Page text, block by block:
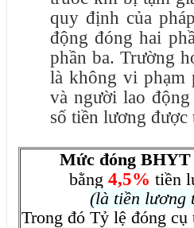
quy định của
động đóng hai
phần ba. Trường
là không vi phạm
và người lao
số tiền lương
Mức đóng BHYT
bằng 4,5% tiền
(là tiền lương
Trong đó Tỷ lệ đóng cụ